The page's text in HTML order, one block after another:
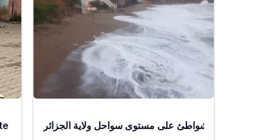
anti larvaireتنظيف الشواطئ على مستوى سواحل ولاية الجزائر